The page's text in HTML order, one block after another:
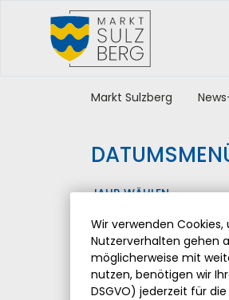
Markt Sulzberg
JAHR WÄHLEN
Wir verwenden
Nutzerverhalten gehen
möglicherweise mit
nutzen, benötigen wir
DSGVO) jederzeit für